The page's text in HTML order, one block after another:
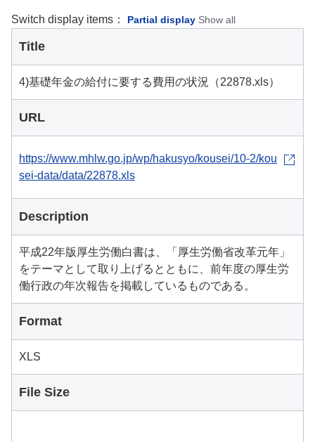
Switch display items： Partial display Show all
Title
4)基礎年金の給付に要する費用の状況（22878.xls）
URL
https://www.mhlw.go.jp/wp/hakusyo/kousei/10-2/kou
sei-data/data/22878.xls
Description
平成22年版厚生労働白書は、「厚生労働省改革元年」
をテーマとして取り上げるとともに、前年度の厚生労
働行政の年次報告を掲載しているものである。
Format
XLS
File Size